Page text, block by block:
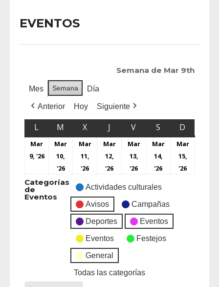
EVENTOS
Semana de Mar 9th
Mes Semana Día
Anterior Hoy Siguiente
L M X J V S D
Mar
9, '26
Mar
10,
'26
Mar
11,
'26
Mar
12,
'26
Mar
13,
'26
Mar
14,
'26
Mar
15,
'26
Categorías
de
Eventos
Actividades culturales
Avisos Campañas
Deportes Eventos
Eventos Festejos
General
Todas las categorías